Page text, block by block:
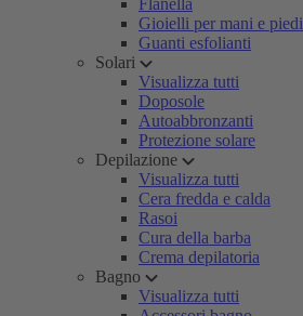
Flanella
Gioielli per mani e piedi
Guanti esfolianti
Solari
Visualizza tutti
Doposole
Autoabbronzanti
Protezione solare
Depilazione
Visualizza tutti
Cera fredda e calda
Rasoi
Cura della barba
Crema depilatoria
Bagno
Visualizza tutti